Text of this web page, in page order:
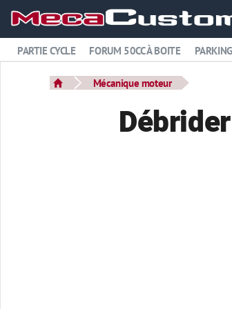
PARTIE CYCLE FORUM 50CC À BOITE
Mécanique moteur